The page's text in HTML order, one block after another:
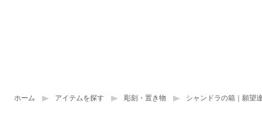
ホーム アイテムを探す 彫刻・置き物 シャンドラの箱｜願望